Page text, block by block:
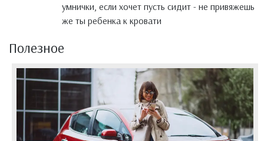
умнички, если хочет пусть сидит - не привяжешь
же ты ребенка к кровати
Полезное